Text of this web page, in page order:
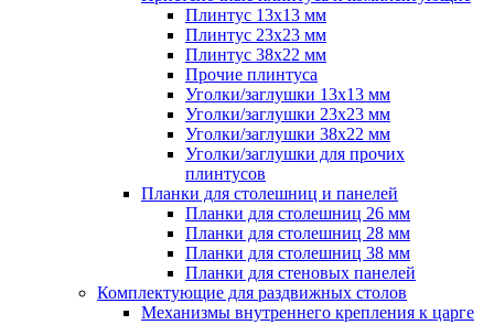
Плинтус 13х13 мм
Плинтус 23х23 мм
Плинтус 38х22 мм
Прочие плинтуса
Уголки/заглушки 13х13 мм
Уголки/заглушки 23х23 мм
Уголки/заглушки 38х22 мм
Уголки/заглушки для прочих
плинтусов
Планки для столешниц и панелей
Планки для столешниц 26 мм
Планки для столешниц 28 мм
Планки для столешниц 38 мм
Планки для стеновых панелей
Комплектующие для раздвижных столов
Механизмы внутреннего крепления к царге